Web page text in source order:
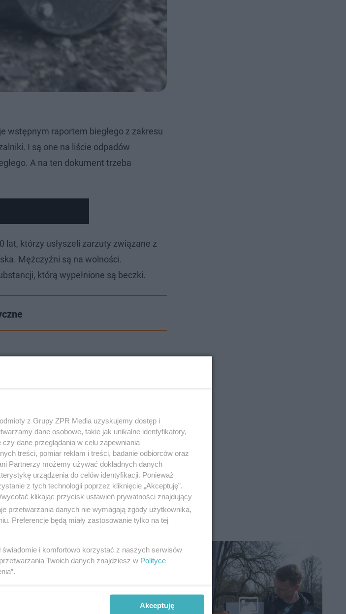
wstępnym raportem biegłego z zakresu
I są one na liście odpadów
A na ten dokument trzeba
którzy usłyszeli zarzuty związane z
Mężczyźni są na wolności.
którą wypełnione są beczki.
z Grupy ZPR Media uzyskujemy dostęp i
dane osobowe, takie jak unikalne identyfikatory,
dane przeglądania w celu zapewniania
treści, pomiar reklam i treści, badanie odbiorców oraz
Partnerzy możemy używać dokładnych danych
urządzenia do celów identyfikacji. Ponieważ
z tych technologii poprzez kliknięcie „Akceptuję”.
klikając przycisk ustawień prywatności znajdujący
przetwarzania danych nie wymagają zgody użytkownika,
Preferencje będą miały zastosowanie tylko na tej
i komfortowo korzystać z naszych serwisów
Twoich danych znajdziesz w Polityce
Akceptuję